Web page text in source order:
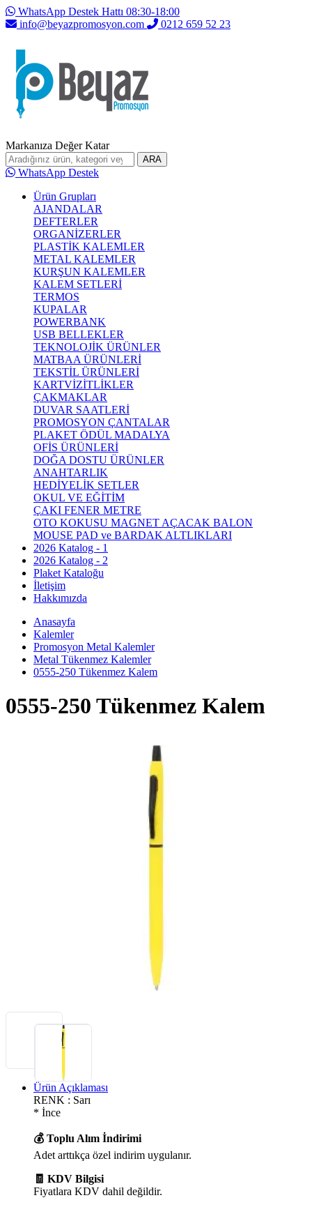
WhatsApp Destek Hattı 08:30-18:00
info@beyazpromosyon.com
0212 659 52 23
Markanıza Değer Katar
ARA
WhatsApp Destek
Ürün Grupları
AJANDALAR
DEFTERLER
ORGANİZERLER
PLASTİK KALEMLER
METAL KALEMLER
KURŞUN KALEMLER
KALEM SETLERİ
TERMOS
KUPALAR
POWERBANK
USB BELLEKLER
TEKNOLOJİK ÜRÜNLER
MATBAA ÜRÜNLERİ
TEKSTİL ÜRÜNLERİ
KARTVİZİTLİKLER
ÇAKMAKLAR
DUVAR SAATLERİ
PROMOSYON ÇANTALAR
PLAKET ÖDÜL MADALYA
OFİS ÜRÜNLERİ
DOĞA DOSTU ÜRÜNLER
ANAHTARLIK
HEDİYELİK SETLER
OKUL VE EĞİTİM
ÇAKI FENER METRE
OTO KOKUSU MAGNET AÇACAK BALON
MOUSE PAD ve BARDAK ALTLIKLARI
2026 Katalog - 1
2026 Katalog - 2
Plaket Kataloğu
İletişim
Hakkımızda
Anasayfa
Kalemler
Promosyon Metal Kalemler
Metal Tükenmez Kalemler
0555-250 Tükenmez Kalem
0555-250 Tükenmez Kalem
Ürün Açıklaması
RENK : Sarı
* İnce
💰 Toplu Alım İndirimi
Adet arttıkça özel indirim uygulanır.
🧾 KDV Bilgisi
Fiyatlara KDV dahil değildir.